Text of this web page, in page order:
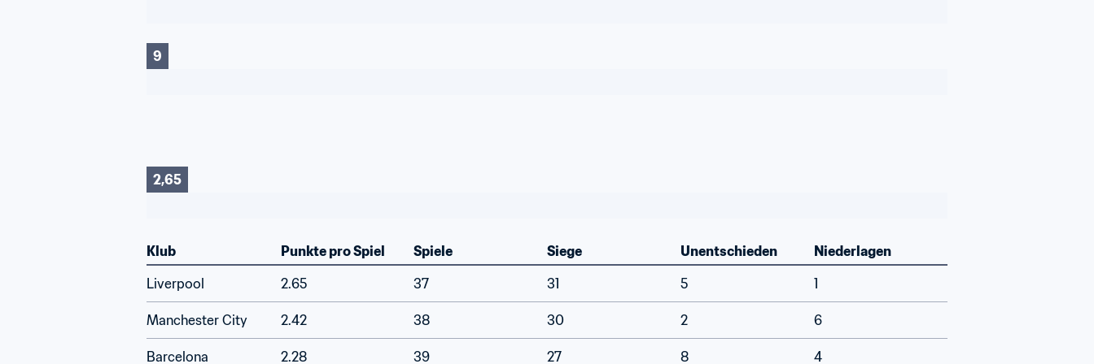
9
2,65
Klub Punkte pro Spiel Spiele Siege Unentschieden
Niederlagen
Liverpool
2.65 37 31 5 1
Manchester City 2.42 38 30 2 6
Barcelona 2.28 39 27 8 4